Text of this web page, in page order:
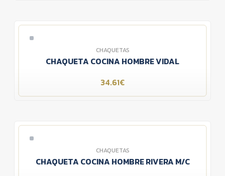
CHAQUETAS
CHAQUETA COCINA HOMBRE VIDAL
34.61€
CHAQUETAS
CHAQUETA COCINA HOMBRE RIVERA M/C